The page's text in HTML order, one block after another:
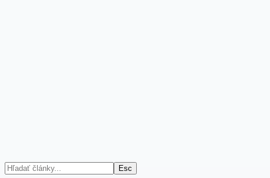
Esc